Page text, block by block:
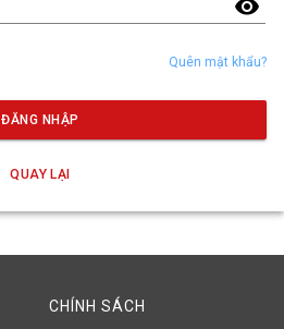
visibility
Quên mật khẩu?
ĐĂNG NHẬP
QUAY LẠI
CHÍNH SÁCH